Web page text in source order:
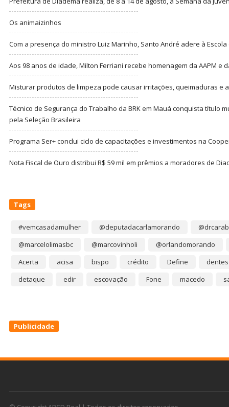
Os animaizinhos
Com a presença do ministro Luiz Marinho, Santo André adere à
Aos 98 anos de idade, Milton Ferriani recebe homenagem da AAPM e
Misturar produtos de limpeza pode causar irritações, queimaduras e
Técnico de Segurança do Trabalho da BRK em Mauá conquista título
pela Seleção Brasileira
Programa Ser+ conclui ciclo de capacitações e investimentos na
Nota Fiscal de Ouro distribui R$ 59 mil em prêmios a moradores de
Tags
#vemcasadamulher @deputadacarlamorando
@marcelolimasbc
@marcovinholi
@orlandomorando
Acerta
acisa bispo crédito Define
dentes
detaque
edir escovação Fone macedo
Publicidade